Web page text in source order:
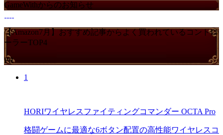
GameWithからのお知らせ
【Amazon7月】おすすめ記事からよく買われているコントロ
ーラーTOP4
PR
1
HORIワイヤレスファイティングコマンダー OCTA Pro
格闘ゲームに最適な6ボタン配置の高性能ワイヤレスコ